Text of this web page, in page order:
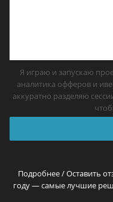
Я играю и запускаю
аналитика офферов и
аккуратно разделяю
Подробнее / Оставить
году — самые лучшие